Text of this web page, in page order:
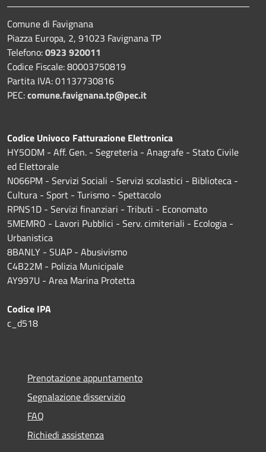
Comune di Favignana
Piazza Europa, 2, 91023 Favignana TP
Telefono:0923 920011
Codice Fiscale: 80003750819
Partita IVA: 01137730816
PEC:comune.favignana.tp@pec.it
Codice Univoco Fatturazione Elettronica
HY5ODM - Aff. Gen. - Segreteria - Anagrafe - Stato Civile
ed Elettorale
N066PM - Servizi Sociali - Servizi scolastici - Biblioteca -
Cultura - Sport - Turismo - Spettacolo
RPNS1D - Servizi finanziari - Tributi - Economato
5MEMRO - Lavori Pubblici - Serv. cimiteriali - Ecologia -
Urbanistica
8BANLY - SUAP - Abusivismo
C4B22M - Polizia Municipale
AY997U - Area Marina Protetta
Codice IPA
c_d518
Prenotazione appuntamento
Segnalazione disservizio
FAQ
Richiedi assistenza